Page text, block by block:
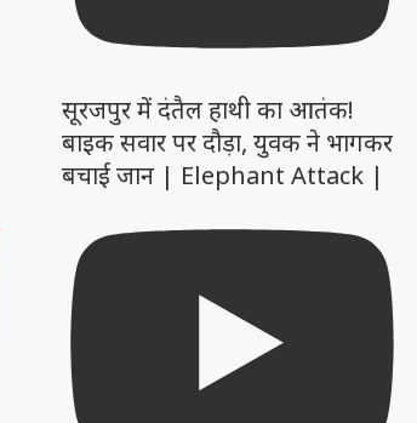
सूरजपुर में दंतैल हाथी का आतंक!
बाइक सवार पर दौड़ा, युवक ने भागकर
बचाई जान | Elephant Attack |